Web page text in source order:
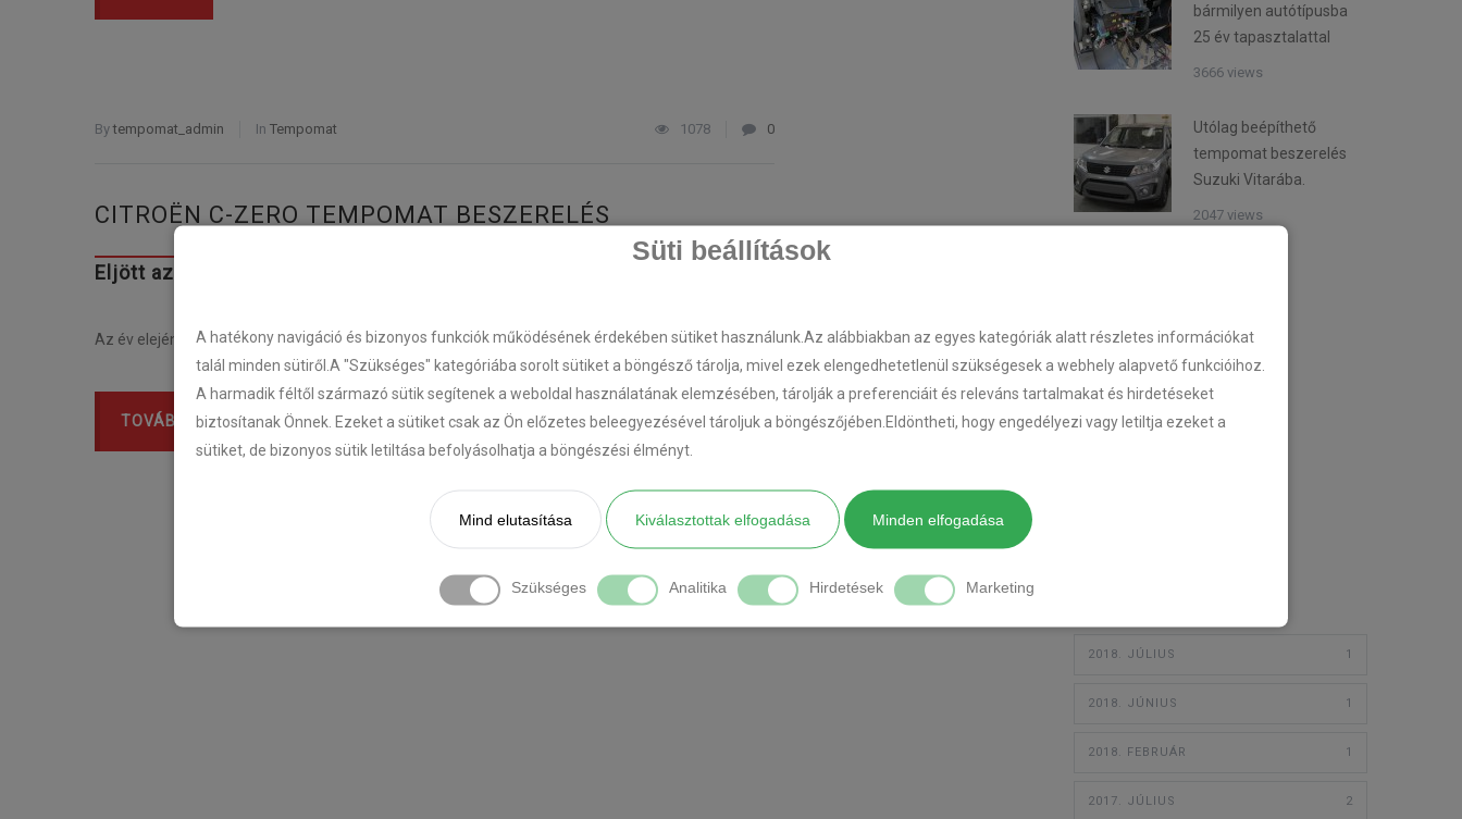
Süti beállítások
A hatékony navigáció és bizonyos funkciók működésének érdekében sütiket használunk.Az alábbiakban az egyes kategóriák alatt részletes információkat
talál minden sütiről.A "Szükséges" kategóriába sorolt sütiket a böngésző tárolja, mivel ezek elengedhetetlenül szükségesek a webhely alapvető funkcióihoz.
A harmadik féltől származó sütik segítenek a weboldal használatának elemzésében, tárolják a preferenciáit és releváns tartalmakat és hirdetéseket
biztosítanak Önnek. Ezeket a sütiket csak az Ön előzetes beleegyezésével tároljuk a böngészőjében.Eldöntheti, hogy engedélyezi vagy letiltja ezeket a
sütiket, de bizonyos sütik letiltása befolyásolhatja a böngészési élményt.
Mind elutasítása Kiválasztottak elfogadása Minden elfogadása
Szükséges Analitika Hirdetések Marketing
Bytempomat_admin In Tempomat 1078 0
CITROËN C-ZERO TEMPOMAT BESZERELÉS
Eljött az elektromos autók ideje! Citroën C-Zero tempomat beszerelés
Az év elején kaptunk…
TOVÁBB
1 2
bármilyen autótípusba
25 év tapasztalattal
3666 views
Utólag beépíthető
tempomat beszerelés
Suzuki Vitarába.
2047 views
TEMPOMAT
TEMPOMAT BESZERELÉS
2018. JÚLIUS 1
2018. JÚNIUS 1
2018. FEBRUÁR 1
2017. JÚLIUS 2